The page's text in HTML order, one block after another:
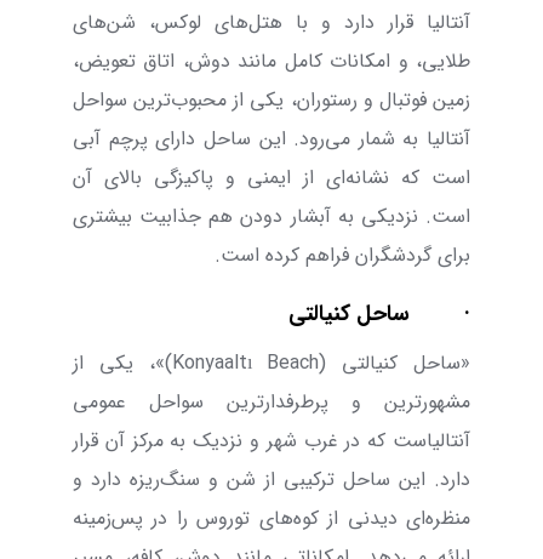
آنتالیا قرار دارد و با هتل‌های لوکس، شن‌های
طلایی، و امکانات کامل مانند دوش، اتاق تعویض،
زمین فوتبال و رستوران، یکی از محبوب‌ترین سواحل
آنتالیا به شمار می‌رود. این ساحل دارای پرچم آبی
است که نشانه‌ای از ایمنی و پاکیزگی بالای آن
است. نزدیکی به آبشار دودن هم جذابیت بیشتری
برای گردشگران فراهم کرده است.
· ساحل کنیالتی
«ساحل کنیالتی (Konyaaltı Beach)»، یکی از
مشهورترین و پرطرفدارترین سواحل عمومی
آنتالیاست که در غرب شهر و نزدیک به مرکز آن قرار
دارد. این ساحل ترکیبی از شن و سنگ‌ریزه دارد و
منظره‌ای دیدنی از کوه‌های توروس را در پس‌زمینه